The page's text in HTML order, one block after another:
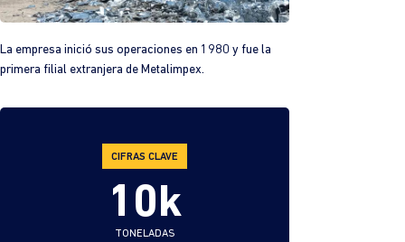
La empresa inició sus operaciones en 1980 y fue la
primera filial extranjera de Metalimpex.
CIFRAS CLAVE
TONELADAS
10k